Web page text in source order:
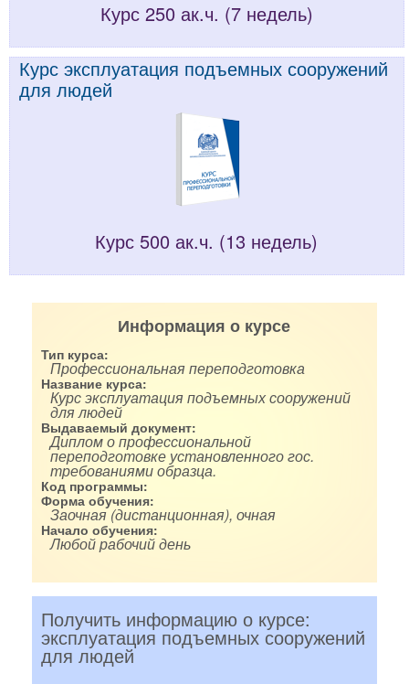
Курс 250 ак.ч. (7 недель)
Курс эксплуатация подъемных сооружений
для людей
Курс 500 ак.ч. (13 недель)
Информация о курсе
Тип курса:
Профессиональная переподготовка
Название курса:
Курс эксплуатация подъемных сооружений
для людей
Выдаваемый документ:
Диплом о профессиональной
переподготовке установленного гос.
требованиями образца.
Код программы:
Форма обучения:
Заочная (дистанционная), очная
Начало обучения:
Любой рабочий день
Получить информацию о курсе:
эксплуатация подъемных сооружений
для людей